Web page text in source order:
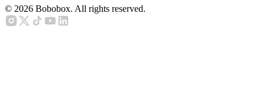
© 2026 Bobobox. All rights reserved.